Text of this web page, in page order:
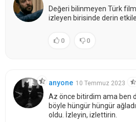
Değeri bilinmeyen Türk
izleyen birisinde derin
0 0
anyone 10 Temmuz 2023
Az önce bitirdim ama ben
böyle hüngür hüngür
oldu. İzleyin, izlettirin.